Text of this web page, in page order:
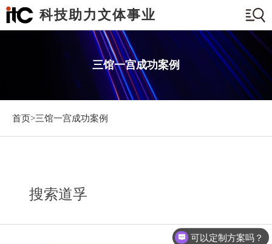
科技助力文体事业
三馆一宫成功案例
首页>三馆一宫成功案例
搜索道孚
可以定制方案吗？